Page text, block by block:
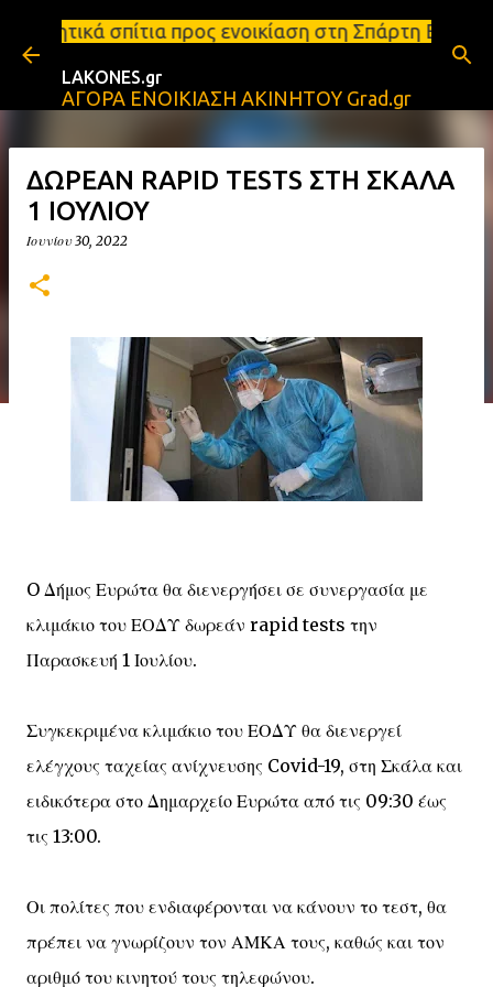
Μετάβαση στο κύριο περιεχόμενο
προς ενοικίαση στη Σπάρτη Ενοικιάσεις
LAKONES.gr
ΑΓΟΡΑ ΕΝΟΙΚΙΑΣΗ ΑΚΙΝΗΤΟΥ Grad.gr
ΔΩΡΕΑΝ RAPID TESTS ΣΤΗ ΣΚΑΛΑ
1 ΙΟΥΛΙΟΥ
Ιουνίου 30, 2022
O Δήμος Ευρώτα θα διενεργήσει σε συνεργασία με
κλιμάκιο του ΕΟΔΥ δωρεάν rapid tests την
Παρασκευή 1 Ιουλίου.
Συγκεκριμένα κλιμάκιο του ΕΟΔΥ θα διενεργεί
ελέγχους ταχείας ανίχνευσης Covid-19, στη Σκάλα και
ειδικότερα στο Δημαρχείο Ευρώτα από τις 09:30 έως
τις 13:00.
Οι πολίτες που ενδιαφέρονται να κάνουν το τεστ, θα
πρέπει να γνωρίζουν τον ΑΜΚΑ τους, καθώς και τον
αριθμό του κινητού τους τηλεφώνου.